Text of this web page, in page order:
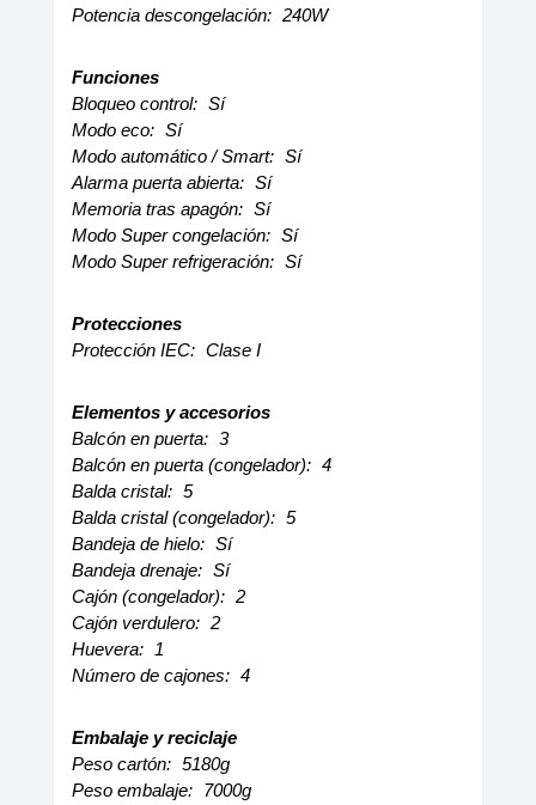
Potencia descongelación: 240W
Funciones
Bloqueo control: Sí
Modo eco: Sí
Modo automático / Smart: Sí
Alarma puerta abierta: Sí
Memoria tras apagón: Sí
Modo Super congelación: Sí
Modo Super refrigeración: Sí
Protecciones
Protección IEC: Clase I
Elementos y accesorios
Balcón en puerta: 3
Balcón en puerta (congelador): 4
Balda cristal: 5
Balda cristal (congelador): 5
Bandeja de hielo: Sí
Bandeja drenaje: Sí
Cajón (congelador): 2
Cajón verdulero: 2
Huevera: 1
Número de cajones: 4
Embalaje y reciclaje
Peso cartón: 5180g
Peso embalaje: 7000g